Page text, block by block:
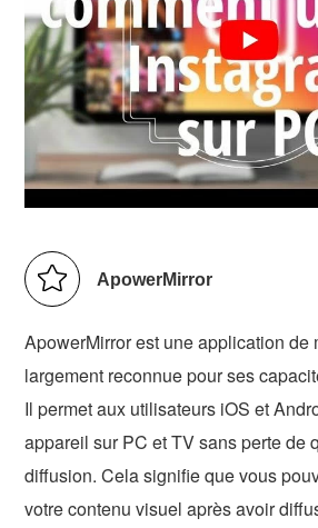
ApowerMirror
ApowerMirror est une application de
largement reconnue pour ses
Il permet aux utilisateurs iOS et
appareil sur PC et TV sans perte de
diffusion. Cela signifie que vous
votre contenu visuel après avoir